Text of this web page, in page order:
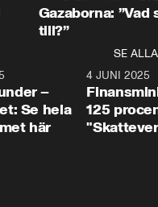
Thand Ring
Gazaborna:
till?”
SE ALLA
4:29
–
Se hela
här
4 JUNI 2025
125